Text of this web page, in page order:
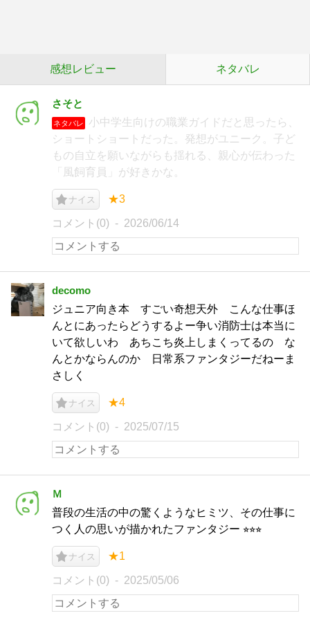
感想レビュー ネタバレ
さそと
ネタバレ
小中学生向けの職業ガイドだと思ったら、
ショートショートだった。発想がユニーク。子ど
もの自立を願いながらも揺れる、親心が伝わった
「風飼育員」が好きかな。
ナイス ★3
コメント(0) 2026/06/14
decomo
ジュニア向き本 すごい奇想天外 こんな仕事ほ
んとにあったらどうするよー争い消防士は本当に
いて欲しいわ あちこち炎上しまくってるの な
んとかならんのか 日常系ファンタジーだねーま
さしく
ナイス ★4
コメント(0) 2025/07/15
Ｍ
普段の生活の中の驚くようなヒミツ、その仕事に
つく人の思いが描かれたファンタジー ⭐︎⭐︎⭐︎
ナイス ★1
コメント(0) 2025/05/06